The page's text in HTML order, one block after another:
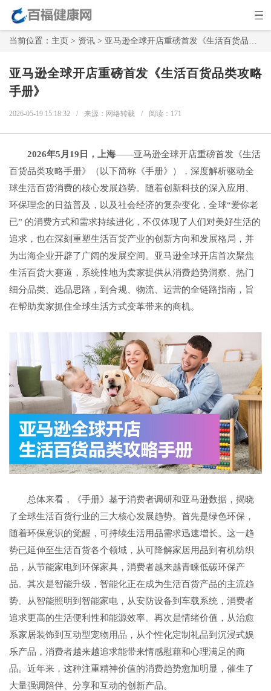
当前位置： 主页 > 资讯 > 亚马逊全球开店重磅首发《生活百货品类攻略手册》
亚马逊全球开店重磅首发《生活百货品类攻略
手册》
2026-05-19 15:18:32 / 来源：网络转载 / 阅读： 171
2026年5 月 19 日 ，上海——亚马逊全球开店重磅首发《生活
百货品类攻略手册》（以下简称《手册》），深度解析驱动全
球生活百货消费的核心发展趋势。随着创新科技的深入应用、
环保理念的日益普及，以及社会经济的复杂变化，全球“爱你老
已” 的消费方式和需求持续进化，不仅体现了人们对美好生活的
追求，也在深刻重塑生活百货产业的创新方向和发展格局，并
为出海企业开辟了广阔的发展空间。亚马逊全球开店首次聚焦
生活百货大赛道，系统性地为卖家提供从消费趋势洞察、热门
细分品类、选品思路，到合规、物流、运营的全链路指南，旨
在帮助卖家抓住全球生活方式变革带来的商机。
总体来看，《手册》基于消费者调研和亚马逊数据，揭晓
了全球生活百货行业的三大核心发展趋势。首先是绿色环保，
随着环保意识的觉醒，可持续生活用品需求迅速增长。这一趋
势已延伸至生活百货各个领域，从可降解家居用品到有机纺织
品，从节能家电到环保家具，消费者越来越青睐低碳环保产
品。其次是智能升级，智能化正在成为生活百货产品的主流趋
势。从智能照明到智能家电，从安防设备到车载系统，消费者
追求更高的生活便利性和能源效率。再次是情绪价值，从治愈
系家居装饰到互动型宠物用品，从个性化定制礼品到沉浸式娱
乐产品，消费者越来越追求能带来情感慰藉和心理满足的商
品。近年来，这种注重精神价值的消费趋势愈加明显，催生了
大量强调陪伴、分享和互动的创新产品。